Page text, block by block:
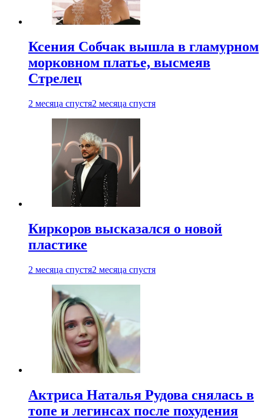
Ксения Собчак вышла в гламурном
морковном платье, высмеяв
Стрелец
2 месяца спустя2 месяца спустя
Киркоров высказался о новой
пластике
2 месяца спустя2 месяца спустя
Актриса Наталья Рудова снялась в
топе и легинсах после похудения